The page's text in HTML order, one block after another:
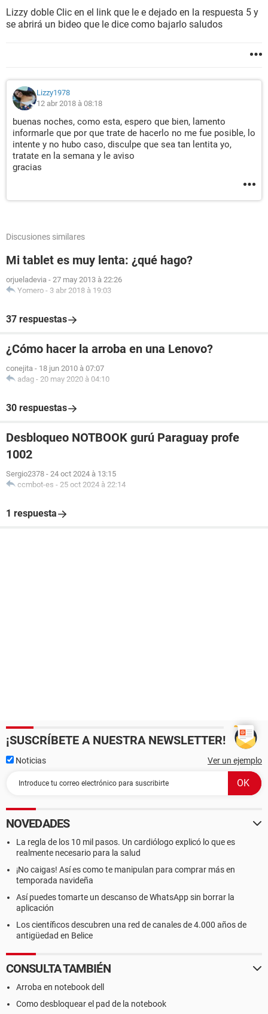
Lizzy doble Clic en el link que le e dejado en la respuesta 5 y
se abrirá un bideo que le dice como bajarlo saludos
Lizzy1978
12 abr 2018 à 08:18
buenas noches, como esta, espero que bien, lamento
informarle que por que trate de hacerlo no me fue posible, lo
intente y no hubo caso, disculpe que sea tan lentita yo,
tratate en la semana y le aviso
gracias
Discusiones similares
Mi tablet es muy lenta: ¿qué hago?
orjueladevia - 27 may 2013 à 22:26
Yomero - 3 abr 2018 à 19:03
37 respuestas
¿Cómo hacer la arroba en una Lenovo?
conejita - 18 jun 2010 à 07:07
adag - 20 may 2020 à 04:10
30 respuestas
Desbloqueo NOTBOOK gurú Paraguay profe
1002
Sergio2378 - 24 oct 2024 à 13:15
ccmbot-es - 25 oct 2024 à 22:14
1 respuesta
¡SUSCRÍBETE A NUESTRA NEWSLETTER!
Noticias Ver un ejemplo
NOVEDADES
La regla de los 10 mil pasos. Un cardiólogo explicó lo que es
realmente necesario para la salud
¡No caigas! Así es como te manipulan para comprar más en
temporada navideña
Así puedes tomarte un descanso de WhatsApp sin borrar la
aplicación
Los científicos descubren una red de canales de 4.000 años de
antigüedad en Belice
CONSULTA TAMBIÉN
Arroba en notebook dell
Como desbloquear el pad de la notebook